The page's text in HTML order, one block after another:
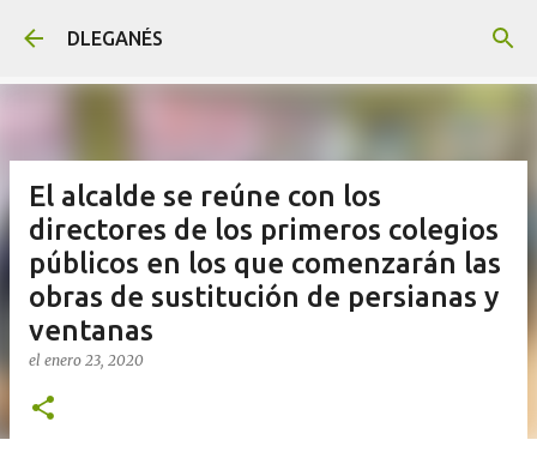
DLEGANÉS
El alcalde se reúne con los
directores de los primeros colegios
públicos en los que comenzarán las
obras de sustitución de persianas y
ventanas
el enero 23, 2020